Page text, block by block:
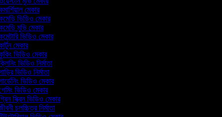
মেকার
ভিডিও মেকার
মুভি মেকার
ভিডিও মেকার
মেকার
ভিডিও মেকার
ভিডিও নির্মাতা
ভিডিও নির্মাতা
ভিডিও মেকার
ভিডিও মেকার
স্ক্রিন ভিডিও মেকার
চলচ্চিত্র নির্মাতা